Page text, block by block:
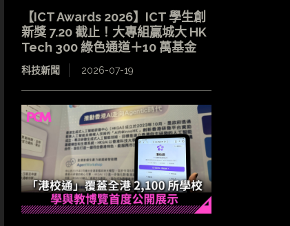
【ICT Awards 2026】ICT 學生創
新獎 7.20 截止！大專組贏城大 HK
Tech 300 綠色通道＋10 萬基金
科技新聞 2026-07-19